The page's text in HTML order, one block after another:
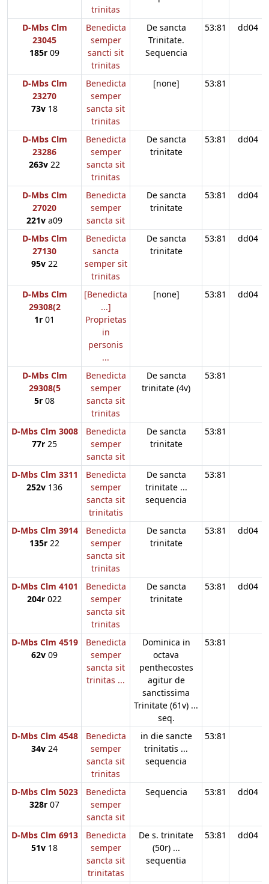
trinitas
D-Mbs Clm
23045
185r 09
Benedicta
semper
sancti sit
trinitas
De sancta
Trinitate.
Sequencia
53:81 dd04
D-Mbs Clm
23270
73v 18
Benedicta
semper
sancta sit
trinitas
[none] 53:81
D-Mbs Clm
23286
263v 22
Benedicta
semper
sancta sit
trinitas
De sancta
trinitate
53:81 dd04
D-Mbs Clm
27020
221v a09
Benedicta
semper
sancta sit
De sancta
trinitate
53:81 dd04
D-Mbs Clm
27130
95v 22
Benedicta
sancta
semper sit
trinitas
De sancta
trinitate
53:81 dd04
D-Mbs Clm
29308(2
1r 01
[Benedicta
...]
Proprietas
in
personis
...
[none] 53:81 dd04
D-Mbs Clm
29308(5
5r 08
Benedicta
semper
sancta sit
trinitas
De sancta
trinitate (4v)
53:81
D-Mbs Clm 3008
77r 25
Benedicta
semper
sancta sit
De sancta
trinitate
53:81
D-Mbs Clm 3311
252v 136
Benedicta
semper
sancta sit
trinitatis
De sancta
trinitate ...
sequencia
53:81
D-Mbs Clm 3914
135r 22
Benedicta
semper
sancta sit
trinitas
De sancta
trinitate
53:81 dd04
D-Mbs Clm 4101
204r 022
Benedicta
semper
sancta sit
trinitas
De sancta
trinitate
53:81 dd04
D-Mbs Clm 4519
62v 09
Benedicta
semper
sancta sit
trinitas ...
Dominica in
octava
penthecostes
agitur de
sanctissima
Trinitate (61v) ...
seq.
53:81
D-Mbs Clm 4548
34v 24
Benedicta
semper
sancta sit
trinitas
in die sancte
trinitatis ...
sequencia
53:81
D-Mbs Clm 5023
328r 07
Benedicta
semper
sancta sit
Sequencia 53:81 dd04
D-Mbs Clm 6913
51v 18
Benedicta
semper
sancta sit
trinitatas
De s. trinitate
(50r) ...
sequentia
53:81 dd04